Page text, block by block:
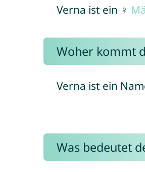
Verna ist ein ♀
Woher kommt
Verna ist ein
Was bedeutet